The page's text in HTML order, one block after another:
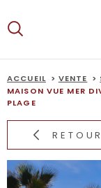
au
menu
au
contenu
ACCUEIL VENTE
MAISON VUE MER
PLAGE
RETOUR